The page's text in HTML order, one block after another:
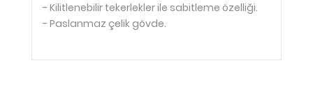
- Kilitlenebilir tekerlekler ile sabitleme özelliği.
- Paslanmaz çelik gövde.